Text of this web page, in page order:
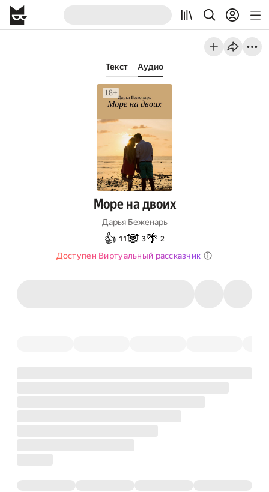
Текст Аудио
Море на двоих
Дарья Беженарь
👍 11🐼 3🌴 2
Доступен Виртуальный рассказчик